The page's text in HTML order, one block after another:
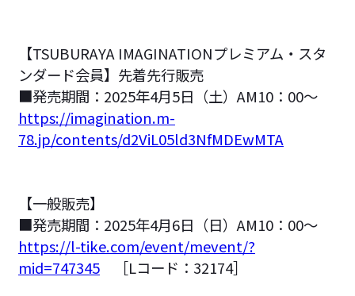
【TSUBURAYA IMAGINATIONプレミアム・スタ
ンダード会員】先着先行販売
■発売期間：2025年4月5日（土）AM10：00～
https://imagination.m-
78.jp/contents/d2ViL05ld3NfMDEwMTA
【一般販売】
■発売期間：2025年4月6日（日）AM10：00～
https://l-tike.com/event/mevent/?
mid=747345［Lコード：32174］